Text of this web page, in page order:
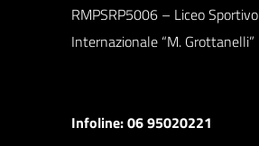
RMPSRP5006 – Liceo Sportivo
Internazionale “M. Grottanelli”
Infoline: 06 95020221